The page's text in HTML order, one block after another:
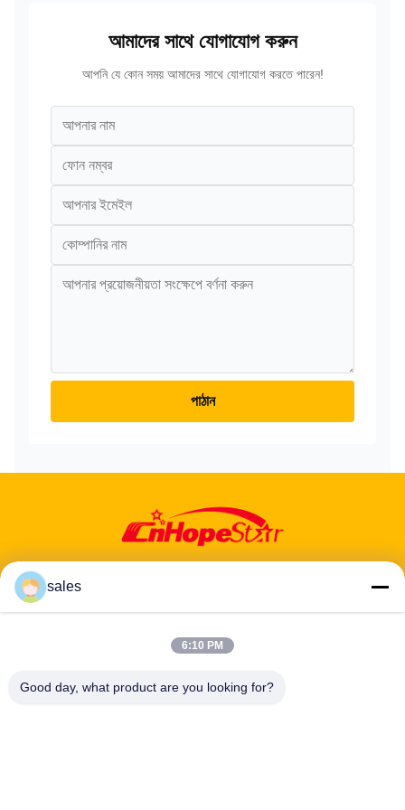
আমাদের সাথে যোগাযোগ করুন
আপনি যে কোন সময় আমাদের সাথে যোগাযোগ করতে পারেন!
পাঠান
ঠিকানা: ৬০১-৬০৬, ৬ তলা, বিল্ডিং ই, ইউয়ানফেন ইন্ডাস্ট্রিয়াল পার্ক, ডালং উপ-জেলা, লংহুয়া
টেলিফোন:86-13424296897
sales
6:10 PM
Good day, what product are you looking for?